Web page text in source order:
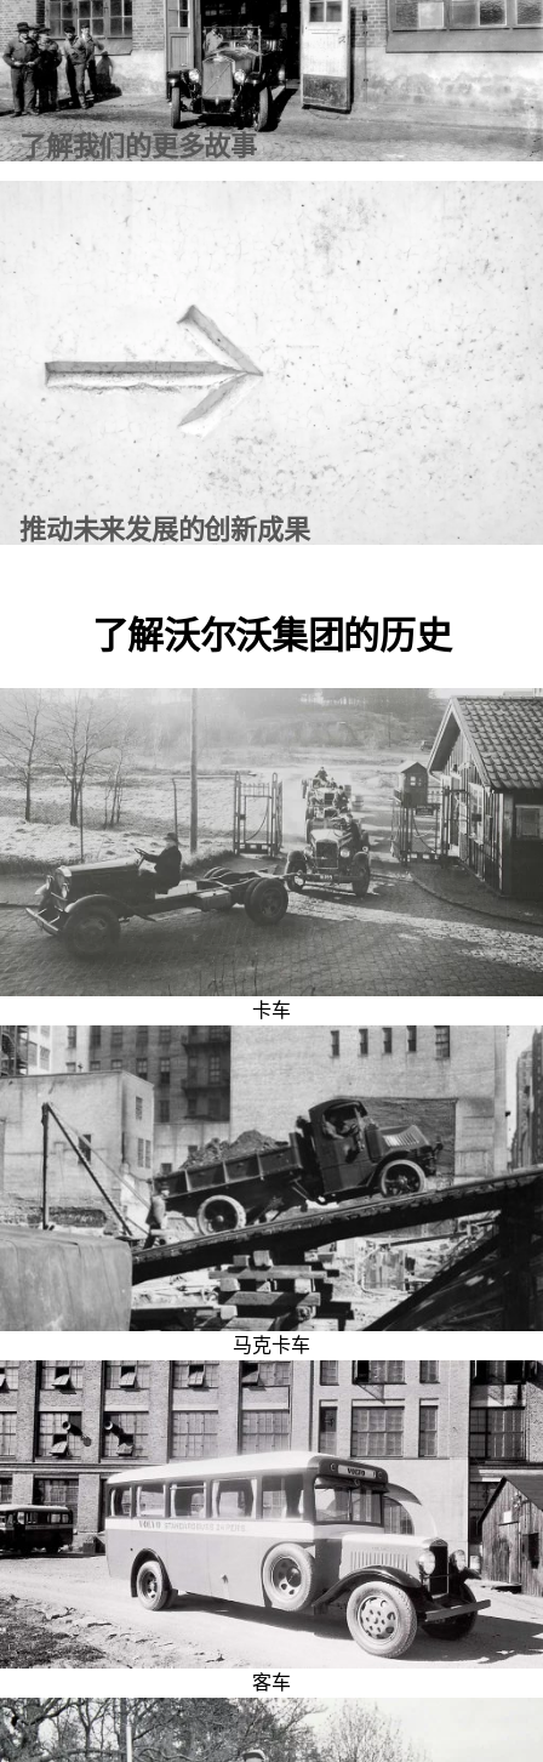
了解我们的更多故事
推动未来发展的创新成果
了解沃尔沃集团的历史
卡车
马克卡车
客车